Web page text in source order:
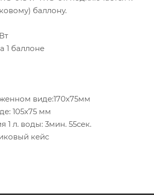
баллону.
1 баллоне
виде:170x75мм
105x75 мм
1 л. воды: 3мин. 55сек.
кейс